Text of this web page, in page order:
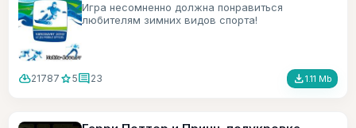
Игра несомненно должна понравиться
любителям зимних видов спорта!
cloud_download21787 star5comment23 file_download1.11 Mb